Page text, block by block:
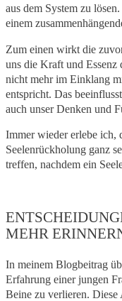
aus dem System zu
einem
Zum einen wirkt die
uns die Kraft und Essenz
nicht mehr im Einklang
entspricht. Das
auch unser Denken und
Immer wieder erlebe ich,
Seelenrückholung ganz
treffen, nachdem ein
MEHR
In meinem Blogbeitrag
Erfahrung einer jungen
Beine zu verlieren.